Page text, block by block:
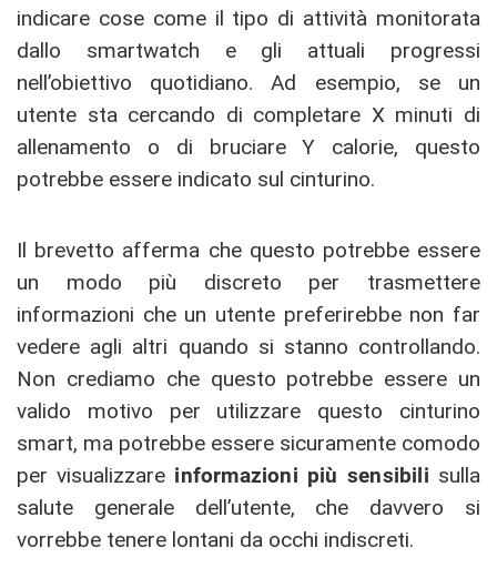
indicare cose come il tipo di attività monitorata
dallo smartwatch e gli attuali progressi
nell’obiettivo quotidiano. Ad esempio, se un
utente sta cercando di completare X minuti di
allenamento o di bruciare Y calorie, questo
potrebbe essere indicato sul cinturino.
Il brevetto afferma che questo potrebbe essere
un modo più discreto per trasmettere
informazioni che un utente preferirebbe non far
vedere agli altri quando si stanno controllando.
Non crediamo che questo potrebbe essere un
valido motivo per utilizzare questo cinturino
smart, ma potrebbe essere sicuramente comodo
per visualizzare informazioni più sensibili sulla
salute generale dell’utente, che davvero si
vorrebbe tenere lontani da occhi indiscreti.